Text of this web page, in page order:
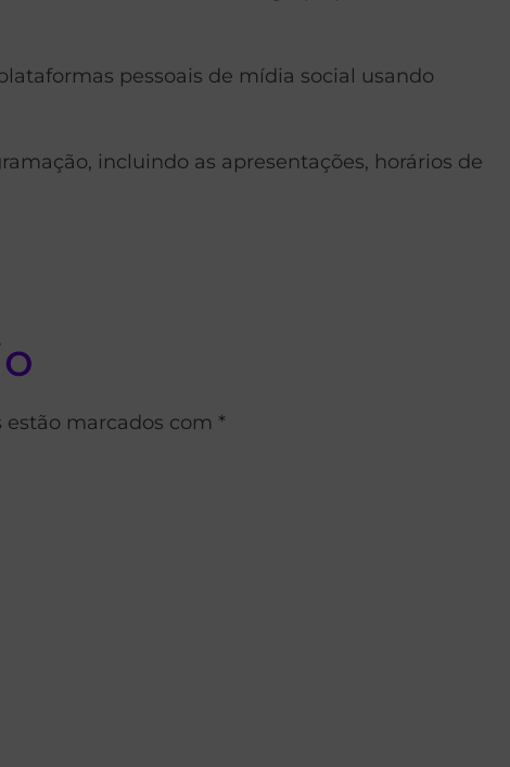
pessoais de mídia social usando
incluindo as apresentações, horários de
marcados com *